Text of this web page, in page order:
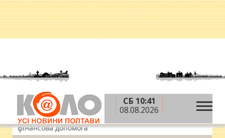
СБ 10:41
08.08.2026
Головна » Новини » Спецпроекти
реабілітації дітей з особливими потребами необхідна
фінансова допомога